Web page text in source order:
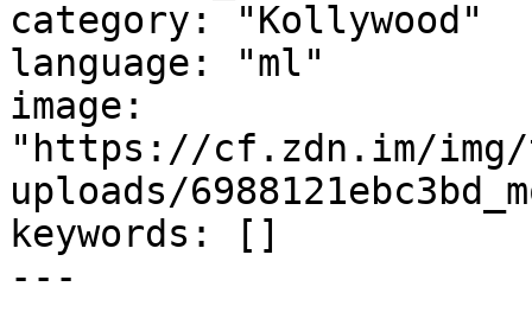
category: "Kollywood"
language: "ml"
image:
"https://cf.zdn.im/img/
uploads/
keywords: []
---